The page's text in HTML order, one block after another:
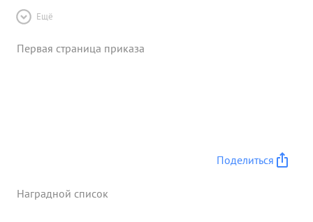
Ещё
Первая страница приказа
Поделиться
Наградной список